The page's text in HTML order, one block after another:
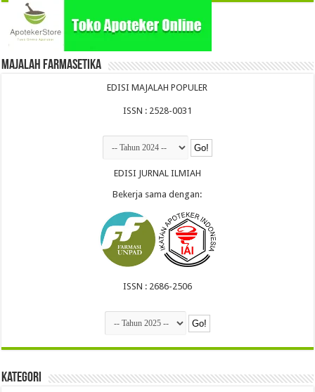
Majalah Farmasetika
EDISI MAJALAH POPULER
ISSN : 2528-0031
EDISI JURNAL ILMIAH
Bekerja sama dengan:
ISSN : 2686-2506
Kategori